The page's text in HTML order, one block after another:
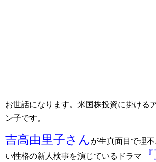
お世話になります。米国株投資に掛ける
ン子です。
吉高由里子さん が生真面目で理
い性格の新人検事を演じているドラマ